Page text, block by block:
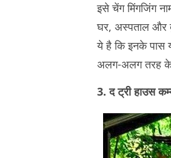
इसे चेंग मिंगजिंग
घर, अस्पताल और
ये है कि इनके पास
अलग-अलग तरह के
3. द ट्री हाउस